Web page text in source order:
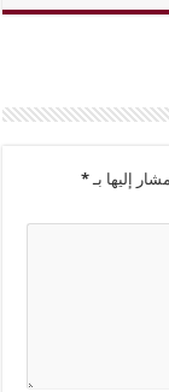
إليها بـ*